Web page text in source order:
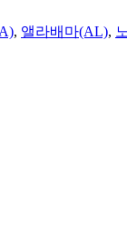
, 앨라배마(AL),